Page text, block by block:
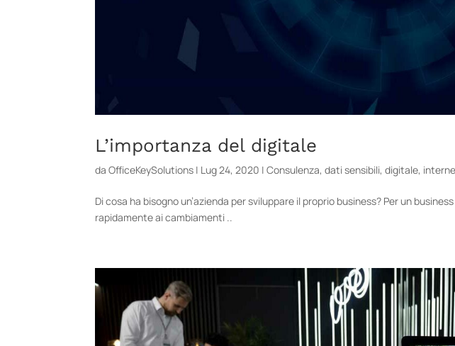
L’importanza del digitale
daOfficeKeySolutions | Lug 24, 2020 |Consulenza,dati sensibili,digitale,
Di cosa ha bisogno un’azienda per sviluppare il proprio business? Per un
rapidamente ai cambiamenti ..